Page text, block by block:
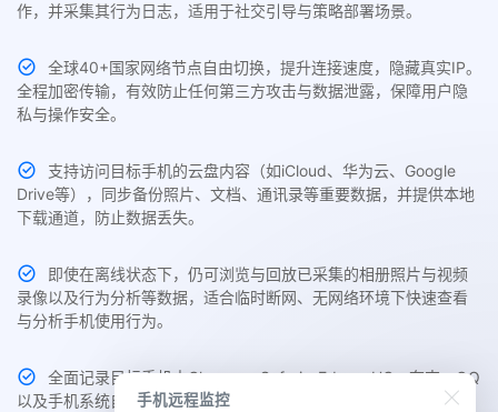
作，并采集其行为日志，适用于社交引导与策略部署场景。
全球40+国家网络节点自由切换，提升连接速度，隐藏真实IP。
全程加密传输，有效防止任何第三方攻击与数据泄露，保障用户隐
私与操作安全。
支持访问目标手机的云盘内容（如iCloud、华为云、Google
Drive等），同步备份照片、文档、通讯录等重要数据，并提供本地
下载通道，防止数据丢失。
即使在离线状态下，仍可浏览与回放已采集的相册照片与视频
录像以及行为分析等数据，适合临时断网、无网络环境下快速查看
与分析手机使用行为。
全面记录目标手机中Chrome、Safari、Edge、UC、夸克、QQ
以及手机系统自带的主流浏览器访问历史与搜索关键词，帮助了解
手机远程监控